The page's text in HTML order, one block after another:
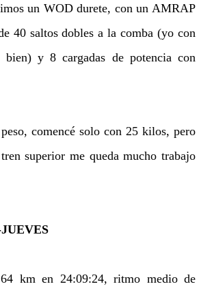
un WOD durete, con un AMRAP
40 saltos dobles a la comba (yo con
y 8 cargadas de potencia con
comencé solo con 25 kilos, pero
superior me queda mucho trabajo
km en 24:09:24, ritmo medio de